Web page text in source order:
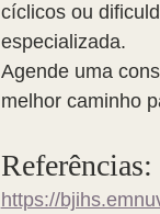
cíclicos ou
especializada.
Agende uma
melhor caminho
Referências:
https://